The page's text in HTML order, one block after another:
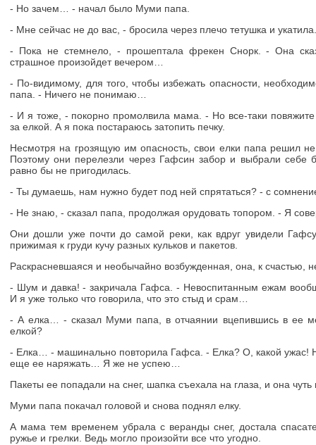
- Но зачем… - начал было Муми папа.
- Мне сейчас не до вас, - бросила через плечо тетушка и укатила.
- Пока не стемнело, - прошептала фрекен Снорк. - Она
страшное произойдет вечером…
- По-видимому, для того, чтобы избежать опасности,
папа. - Ничего не понимаю…
- И я тоже, - покорно промолвила мама. - Но все-таки
за елкой. А я пока постараюсь затопить печку.
Несмотря на грозящую им опасность, свои елки папа решил не
Поэтому они перелезли через Гафсин забор и выбрали себе
равно бы не пригодилась.
- Ты думаешь, нам нужно будет под ней спрятаться? - с
- Не знаю, - сказал папа, продолжая орудовать топором. - Я
Они дошли уже почти до самой реки, как вдруг увидели
прижимая к груди кучу разных кульков и пакетов.
Раскрасневшаяся и необычайно возбужденная, она, к счастью,
- Шум и давка! - закричала Гафса. - Невоспитанным ежам
И я уже только что говорила, что это стыд и срам…
- А елка… - сказал Муми папа, в отчаянии вцепившись в ее
елкой?
- Елка… - машинально повторила Гафса. - Елка? О, какой ужас!
еще ее наряжать… Я же не успею…
Пакеты ее попадали на снег, шапка съехала на глаза, и она
Муми папа покачал головой и снова поднял елку.
А мама тем временем убрала с веранды снег, достала
ружье и грелки. Ведь могло произойти все что угодно.